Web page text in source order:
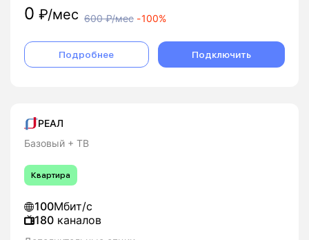
0 ₽/мес 600₽/мес -100%
Подробнее Подключить
РЕАЛ
Базовый + ТВ
Квартира
100Мбит/с
180 каналов